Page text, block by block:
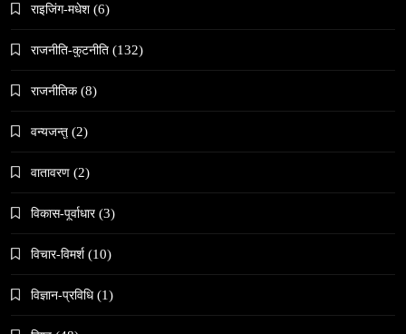
हुम्लामा चैतलो पर्वको रौनक, सांस्कृतिक कार्यक्रम सम्पन्न
समाज
काठमाडौँमा चिरोत्थानसँगै होली पर्व शुभारम्भ
राइजिंग-मधेश (6)
राजनीति-कुटनीति (132)
राजनीतिक (8)
वन्यजन्तु (2)
वातावरण (2)
विकास-पूर्वाधार (3)
विचार-विमर्श (10)
विज्ञान-प्रविधि (1)